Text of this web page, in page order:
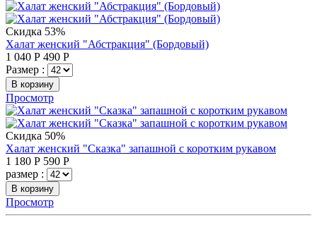
Скидка 53%
Халат женский "Абстракция" (Бордовый)
1 040 Р 490 Р
Размер :
В корзину
Просмотр
Скидка 50%
Халат женский "Сказка" запашной с коротким рукавом
1 180 Р 590 Р
размер :
В корзину
Просмотр